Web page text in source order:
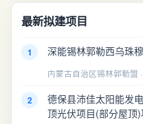
最新拟建项目
1 深能锡林郭勒西乌珠
内蒙古自治区锡林郭勒盟
2
德保县沛佳太阳能发
顶光伏项目(部分屋顶)